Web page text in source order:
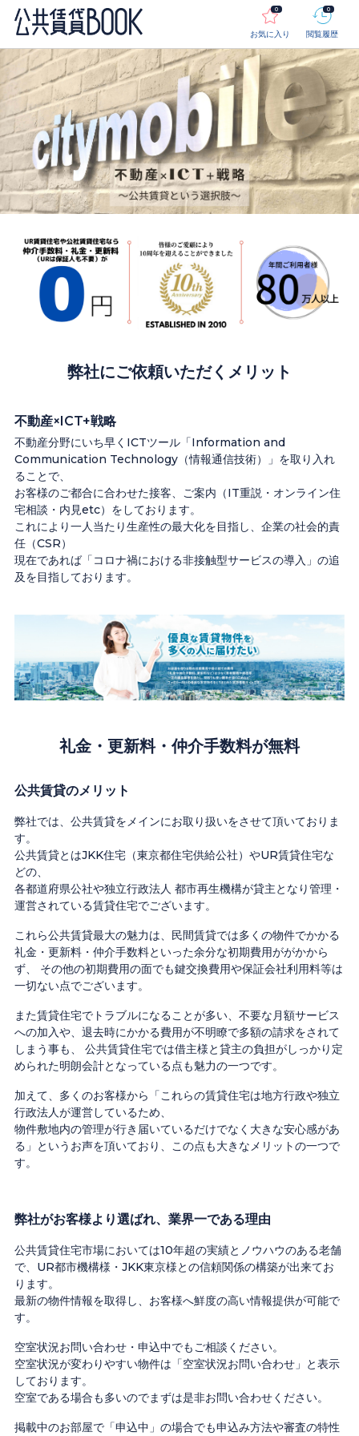
0
お気に入り
0
閲覧履歴
弊社にご依頼いただくメリット
不動産×ICT+戦略
不動産分野にいち早くICTツール「Information and
Communication Technology（情報通信技術）」を取り入れ
ることで、
お客様のご都合に合わせた接客、ご案内（IT重説・オンライン住
宅相談・内見etc）をしております。
これにより一人当たり生産性の最大化を目指し、企業の社会的責
任（CSR）
現在であれば「コロナ禍における非接触型サービスの導入」の追
及を目指しております。
礼金・更新料・仲介手数料が無料
公共賃貸のメリット
弊社では、公共賃貸をメインにお取り扱いをさせて頂いておりま
す。
公共賃貸とはJKK住宅（東京都住宅供給公社）やUR賃貸住宅な
どの、
各都道府県公社や独立行政法人 都市再生機構が貸主となり管理・
運営されている賃貸住宅でございます。
これら公共賃貸最大の魅力は、民間賃貸では多くの物件でかかる
礼金・更新料・仲介手数料といった余分な初期費用ががかから
ず、 その他の初期費用の面でも鍵交換費用や保証会社利用料等は
一切ない点でございます。
また賃貸住宅でトラブルになることが多い、不要な月額サービス
への加入や、退去時にかかる費用が不明瞭で多額の請求をされて
しまう事も、 公共賃貸住宅では借主様と貸主の負担がしっかり定
められた明朗会計となっている点も魅力の一つです。
加えて、多くのお客様から「これらの賃貸住宅は地方行政や独立
行政法人が運営しているため、
物件敷地内の管理が行き届いているだけでなく大きな安心感があ
る」というお声を頂いており、この点も大きなメリットの一つで
す。
弊社がお客様より選ばれ、業界一である理由
公共賃貸住宅市場においては10年超の実績とノウハウのある老舗
で、UR都市機構様・JKK東京様との信頼関係の構築が出来てお
ります。
最新の物件情報を取得し、お客様へ鮮度の高い情報提供が可能で
す。
空室状況お問い合わせ・申込中でもご相談ください。
空室状況が変わりやすい物件は「空室状況お問い合わせ」と表示
しております。
空室である場合も多いのでまずは是非お問い合わせください。
掲載中のお部屋で「申込中」の場合でも申込み方法や審査の特性